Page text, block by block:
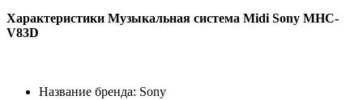
Характеристики Музыкальная система Midi Sony MHC-
V83D
Название бренда: Sony